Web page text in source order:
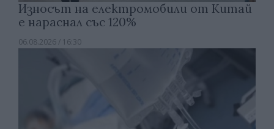
Износът на електромобили от Китай
е нараснал със 120%
06.08.2026 / 16:30